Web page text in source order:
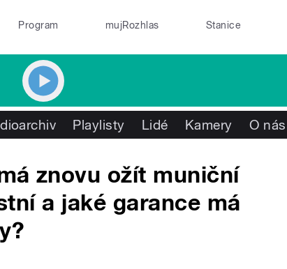
Program mujRozhlas Stanice
Playlisty Lidé Kamery O nás
znovu ožít muniční
a jaké garance má